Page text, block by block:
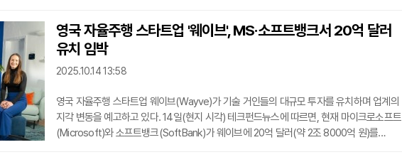
전담하고 있다.조사의 발단은 지난 9월 22일 미국 조지아주 애틀랜타에서 발생했다. 당시
웨이모 택시가 스쿨버스에 충돌하지는 않았지만, 정차 상태를 유지하지 못했다는 언론
보도가 나오면서 논란이 시작됐다.보도에 따르면 웨이모 차량은 처음에 버스 옆에 멈췄다.
그러나 곧 버스 앞쪽을 돌아 버스 반
영국 자율주행 스타트업 '웨이브', MS·소프트뱅크서 20억 달러
유치 임박
2025.10.14 13:58
영국 자율주행 스타트업 웨이브(Wayve)가 기술 거인들의 대규모 투자를 유치하며 업계의
지각 변동을 예고하고 있다. 14일(현지 시각) 테크펀드뉴스에 따르면, 현재 마이크로소프트
(Microsoft)와 소프트뱅크(SoftBank)가 웨이브에 20억 달러(약 2조 8000억 원)를